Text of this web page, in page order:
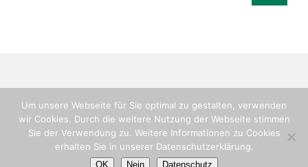
Copyright © TV-Flein, Abteilung Handball
Impressum
Um unsere Webseite für Sie optimal zu gestalten, verwenden
wir Cookies. Durch die weitere Nutzung der Webseite stimmen
Sie der Verwendung zu. Weitere Informationen zu Cookies
erhalten Sie in unserer Datenschutzerklärung.
OK Nein Datenschutz